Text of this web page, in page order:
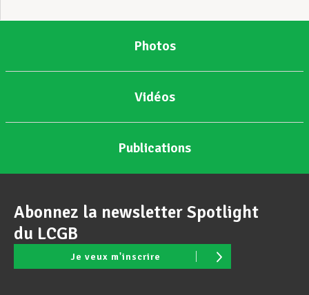
Photos
Vidéos
Publications
Abonnez la newsletter Spotlight
du LCGB
Je veux m'inscrire